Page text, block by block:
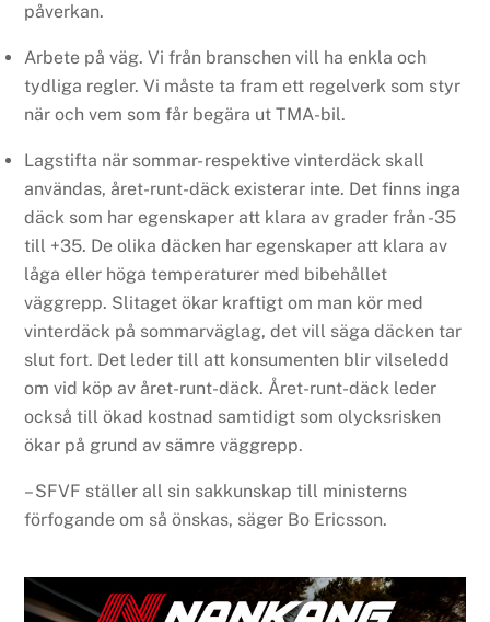
påverkan.
Arbete på väg. Vi från branschen vill ha enkla och
tydliga regler. Vi måste ta fram ett regelverk som styr
när och vem som får begära ut TMA-bil.
Lagstifta när sommar- respektive vinterdäck skall
användas, året-runt-däck existerar inte. Det finns inga
däck som har egenskaper att klara av grader från -35
till +35. De olika däcken har egenskaper att klara av
låga eller höga temperaturer med bibehållet
väggrepp. Slitaget ökar kraftigt om man kör med
vinterdäck på sommarväglag, det vill säga däcken tar
slut fort. Det leder till att konsumenten blir vilseledd
om vid köp av året-runt-däck. Året-runt-däck leder
också till ökad kostnad samtidigt som olycksrisken
ökar på grund av sämre väggrepp.
– SFVF ställer all sin sakkunskap till ministerns
förfogande om så önskas, säger Bo Ericsson.